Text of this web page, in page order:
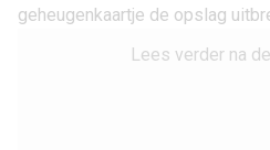
geheugenkaartje de opslag
Lees verder na